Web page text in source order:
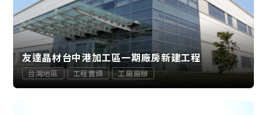
友達晶材台中港加工區一期廠房新建工程
台灣地區 工程實績 工廠廠辦